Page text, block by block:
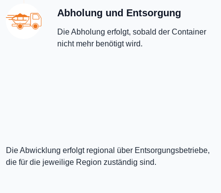
Abholung und Entsorgung
Die Abholung erfolgt, sobald der Container
nicht mehr benötigt wird.
Die Abwicklung erfolgt regional über Entsorgungsbetriebe,
die für die jeweilige Region zuständig sind.